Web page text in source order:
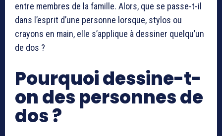
entre membres de la famille. Alors, que se passe-t-il
dans l’esprit d’une personne lorsque, stylos ou
crayons en main, elle s’applique à dessiner quelqu’un
de dos ?
Pourquoi dessine-t-
on des personnes de
dos ?